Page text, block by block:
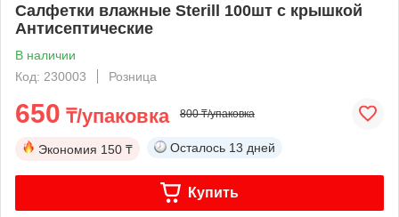
Салфетки влажные Sterill 100шт с крышкой
Антисептические
В наличии
Код: 230003
Розница
650 ₸/упаковка 800 ₸/упаковка
Экономия 150 ₸ Осталось 13 дней
Купить